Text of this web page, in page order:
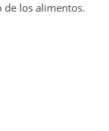
de los alimentos.